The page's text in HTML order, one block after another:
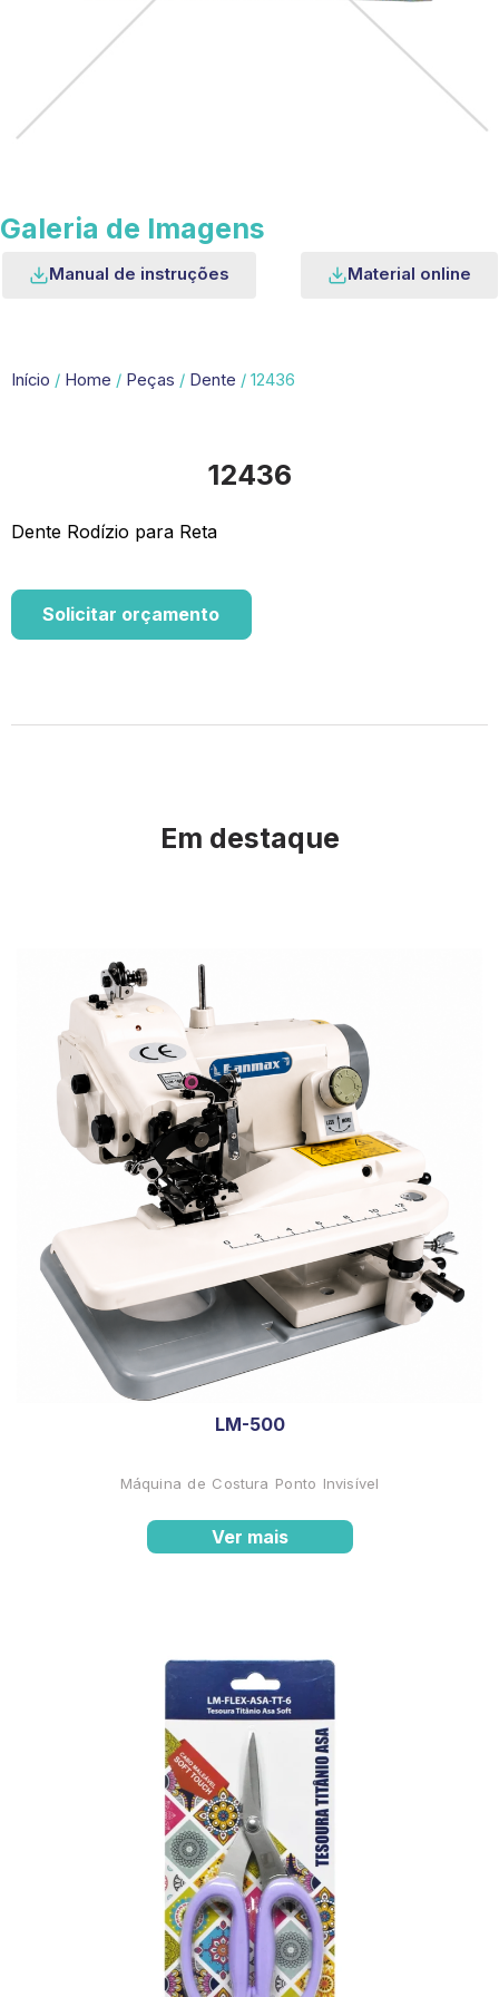
Galeria de Imagens
Manual de instruções Material online
Início / Home / Peças / Dente / 12436
12436
Dente Rodízio para Reta
Solicitar orçamento
Em destaque
LM-500
Máquina de Costura Ponto Invisível
Ver mais